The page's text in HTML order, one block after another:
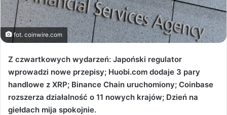
fot. coinwire.com
Z czwartkowych wydarzeń: Japoński regulator
wprowadzi nowe przepisy; Huobi.com dodaje 3 pary
handlowe z XRP; Binance Chain uruchomiony; Coinbase
rozszerza działalność o 11 nowych krajów; Dzień na
giełdach mija spokojnie.